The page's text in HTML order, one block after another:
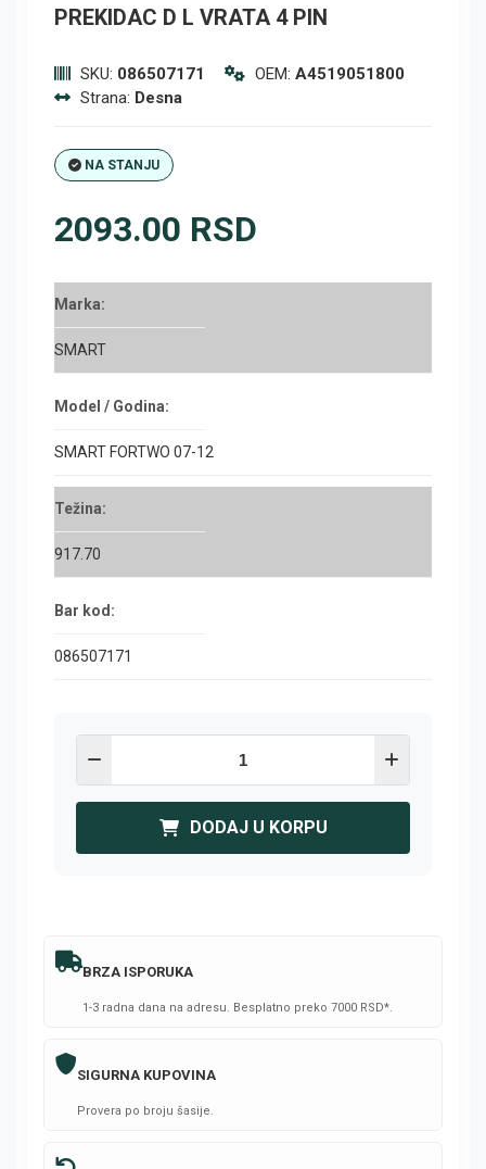
PREKIDAC D L VRATA 4 PIN
SKU: 086507171 OEM: A4519051800
Strana: Desna
NA STANJU
2093.00 RSD
Marka:
SMART
Model / Godina:
SMART FORTWO 07-12
Težina:
917.70
Bar kod:
086507171
DODAJ U KORPU
BRZA ISPORUKA
1-3 radna dana na adresu. Besplatno preko 7000 RSD*.
SIGURNA KUPOVINA
Provera po broju šasije.